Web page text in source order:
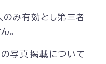
み有効とし第三者
。
写真掲載について